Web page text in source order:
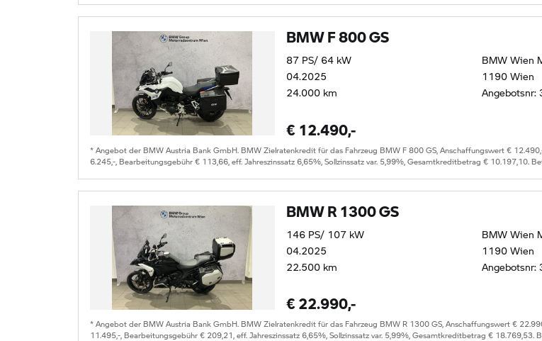
BMW F 800 GS
87 PS/ 64 kW
04.2025
24.000 km
BMW Wien
1190 Wien
€ 12.490,-
* Angebot der BMW Austria Bank GmbH. BMW Zielratenkredit für das Fahrzeug BMW F 800 GS, Anschaffungswert €
6.245,-, Bearbeitungsgebühr € 113,66, eff. Jahreszinssatz 6,65%, Sollzinssatz var. 5,99%, Gesamtkreditbetrag € 10.197,10.
BMW R 1300 GS
146 PS/ 107 kW
04.2025
22.500 km
BMW Wien
1190 Wien
€ 22.990,-
* Angebot der BMW Austria Bank GmbH. BMW Zielratenkredit für das Fahrzeug BMW R 1300 GS, Anschaffungswert €
11.495,-, Bearbeitungsgebühr € 209,21, eff. Jahreszinssatz 6,65%, Sollzinssatz var. 5,99%, Gesamtkreditbetrag €